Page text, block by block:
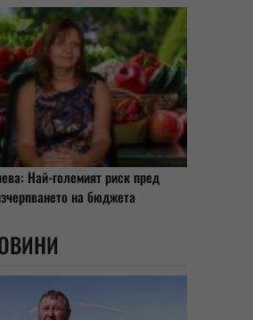
Най-големият риск пред
на бюджета